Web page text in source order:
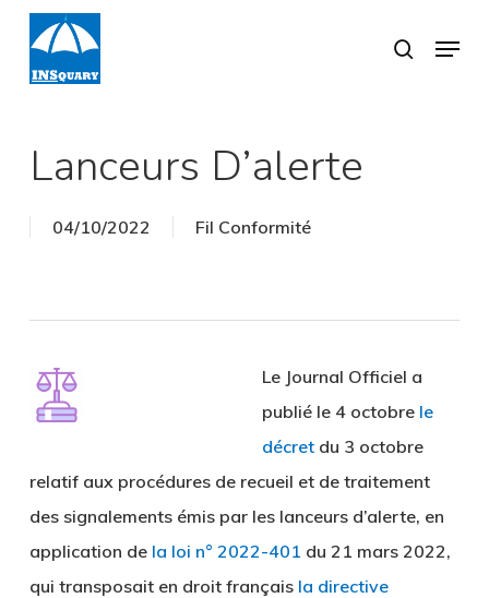
Skip
main
search
Menu
Lanceurs D’alerte
04/10/2022 Fil Conformité
Le Journal Officiel a
publié le 4 octobre le
décretdu 3 octobre
relatif aux procédures de recueil et de traitement
des signalements émis par les lanceurs d’alerte, en
application de la loi n° 2022-401du 21 mars 2022,
qui transposait en droit français la directive